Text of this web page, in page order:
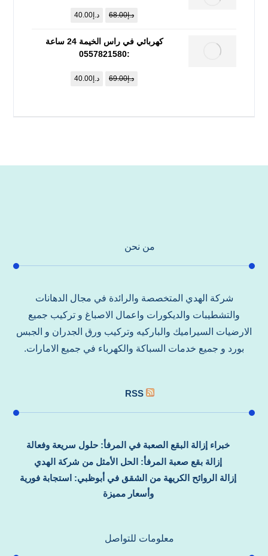
د.إ68.00 د.إ 40.00
كهربائي في راس الخيمة 24 ساعة
:0557821580
د.إ69.00 د.إ 40.00
من نحن
شركة الهدي المتخصصة والرائدة في مجال الدهانات
والتشطيبات والديكورات واعمال الاصباغ و تركيب جميع
الارضيات السيراميك والباركيه وتركيب ورق الجدران و الجبس
بورد و جميع خدمات السباكة والكهرباء في جميع الامارات.
RSS
خبراء إزالة البقع الصعبة في المرفأ: حلول سريعة وفعالة
إزالة بقع صعبة المرفأ: الحل الأمثل من شركة الهدي
إزالة الروائح الكريهة من الشقق في أبوظبي: استجابة فورية
وأسعار مميزة
معلومات للتواصل